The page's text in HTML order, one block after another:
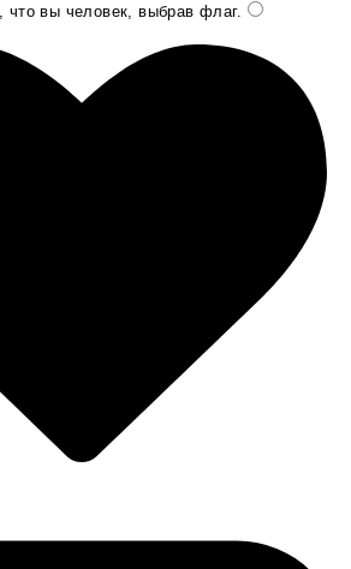
что вы человек, выбрав флаг.